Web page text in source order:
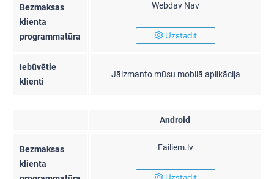
Bezmaksas
klienta
programmatūra
Webdav Nav
Uzstādīt
Iebūvētie
klienti
Jāizmanto mūsu mobilā aplikācija
Android
Bezmaksas
klienta
Failiem.lv